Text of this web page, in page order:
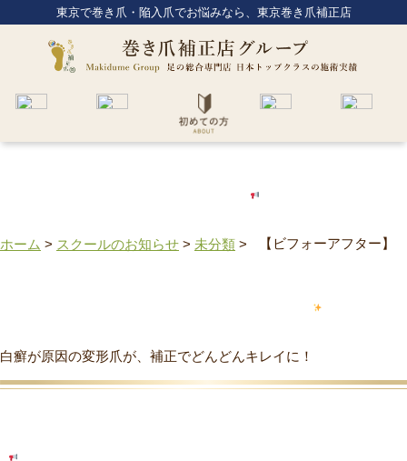
東京で巻き爪・陥入爪でお悩みなら、東京巻き爪補正店
ホーム > スクールのお知らせ > 未分類 > 【ビフォーアフター】
白癬が原因の変形爪が、補正でどんどんキレイに！